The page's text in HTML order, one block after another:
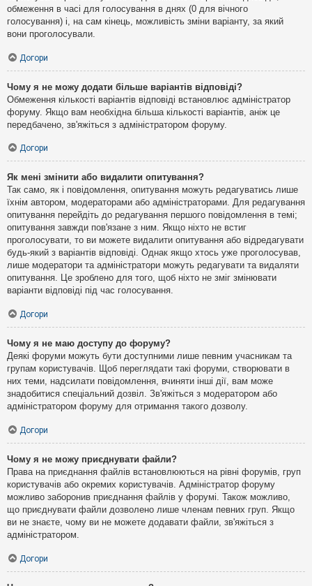
обмеження в часі для голосування в днях (0 для вічного
голосування) і, на сам кінець, можливість зміни варіанту, за який
вони проголосували.
Догори
Чому я не можу додати більше варіантів відповіді?
Обмеження кількості варіантів відповіді встановлює адміністратор
форуму. Якщо вам необхідна більша кількості варіантів, аніж це
передбачено, зв'яжіться з адміністратором форуму.
Догори
Як мені змінити або видалити опитування?
Так само, як і повідомлення, опитування можуть редагуватись лише
їхнім автором, модераторами або адміністраторами. Для редагування
опитування перейдіть до редагування першого повідомлення в темі;
опитування завжди пов'язане з ним. Якщо ніхто не встиг
проголосувати, то ви можете видалити опитування або відредагувати
будь-який з варіантів відповіді. Однак якщо хтось уже проголосував,
лише модератори та адміністратори можуть редагувати та видаляти
опитування. Це зроблено для того, щоб ніхто не зміг змінювати
варіанти відповіді під час голосування.
Догори
Чому я не маю доступу до форуму?
Деякі форуми можуть бути доступними лише певним учасникам та
групам користувачів. Щоб переглядати такі форуми, створювати в
них теми, надсилати повідомлення, вчиняти інші дії, вам може
знадобитися спеціальний дозвіл. Зв'яжіться з модератором або
адміністратором форуму для отримання такого дозволу.
Догори
Чому я не можу приєднувати файли?
Права на приєднання файлів встановлюються на рівні форумів, груп
користувачів або окремих користувачів. Адміністратор форуму
можливо заборонив приєднання файлів у форумі. Також можливо,
що приєднувати файли дозволено лише членам певних груп. Якщо
ви не знаєте, чому ви не можете додавати файли, зв'яжіться з
адміністратором.
Догори